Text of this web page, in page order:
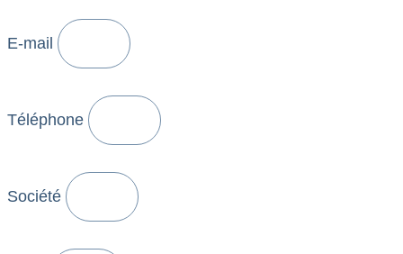
E-mail
Téléphone
Société